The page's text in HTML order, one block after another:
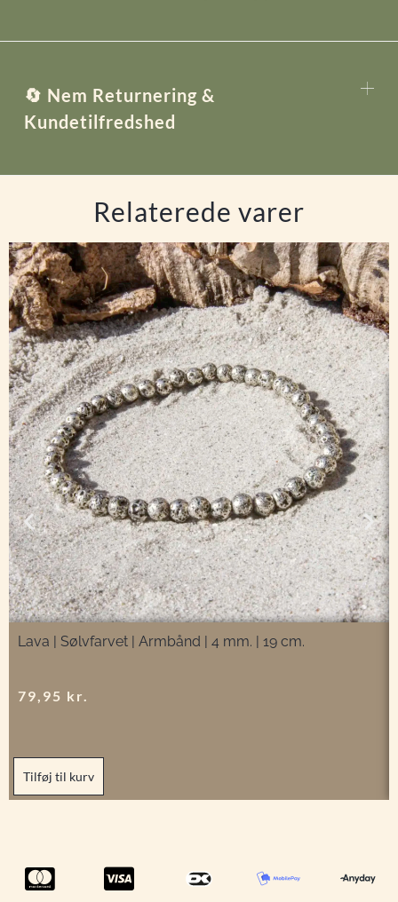
🔄 Nem Returnering &
Kundetilfredshed
Relaterede varer
Lava | Sølvfarvet | Armbånd | 4 mm. | 19 cm.
79,95 kr.
Tilføj til kurv